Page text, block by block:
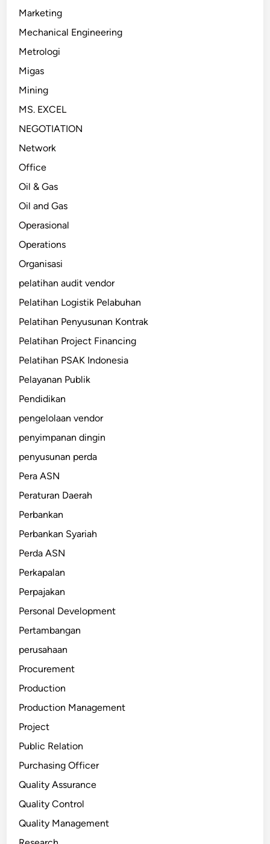
Marketing
Mechanical Engineering
Metrologi
Migas
Mining
MS. EXCEL
NEGOTIATION
Network
Office
Oil & Gas
Oil and Gas
Operasional
Operations
Organisasi
pelatihan audit vendor
Pelatihan Logistik Pelabuhan
Pelatihan Penyusunan Kontrak
Pelatihan Project Financing
Pelatihan PSAK Indonesia
Pelayanan Publik
Pendidikan
pengelolaan vendor
penyimpanan dingin
penyusunan perda
Pera ASN
Peraturan Daerah
Perbankan
Perbankan Syariah
Perda ASN
Perkapalan
Perpajakan
Personal Development
Pertambangan
perusahaan
Procurement
Production
Production Management
Project
Public Relation
Purchasing Officer
Quality Assurance
Quality Control
Quality Management